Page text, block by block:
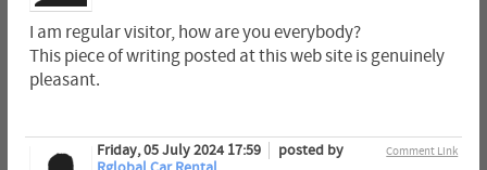
I am regular visitor, how are you everybody?
This piece of writing posted at this web site is genuinely
pleasant.
Comment Link
Friday, 05 July 2024 17:59
posted by